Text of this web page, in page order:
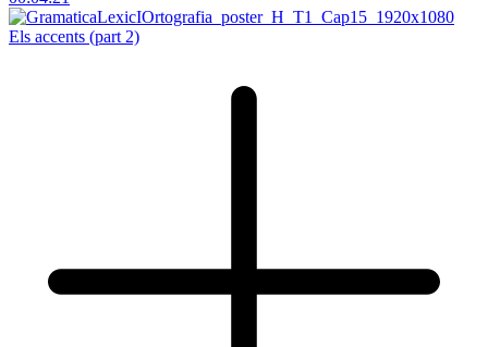
Els accents (part 2)